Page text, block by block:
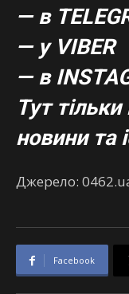
— в
— у VIBER
— в
Тут
новини та
Джерело:
Facebook